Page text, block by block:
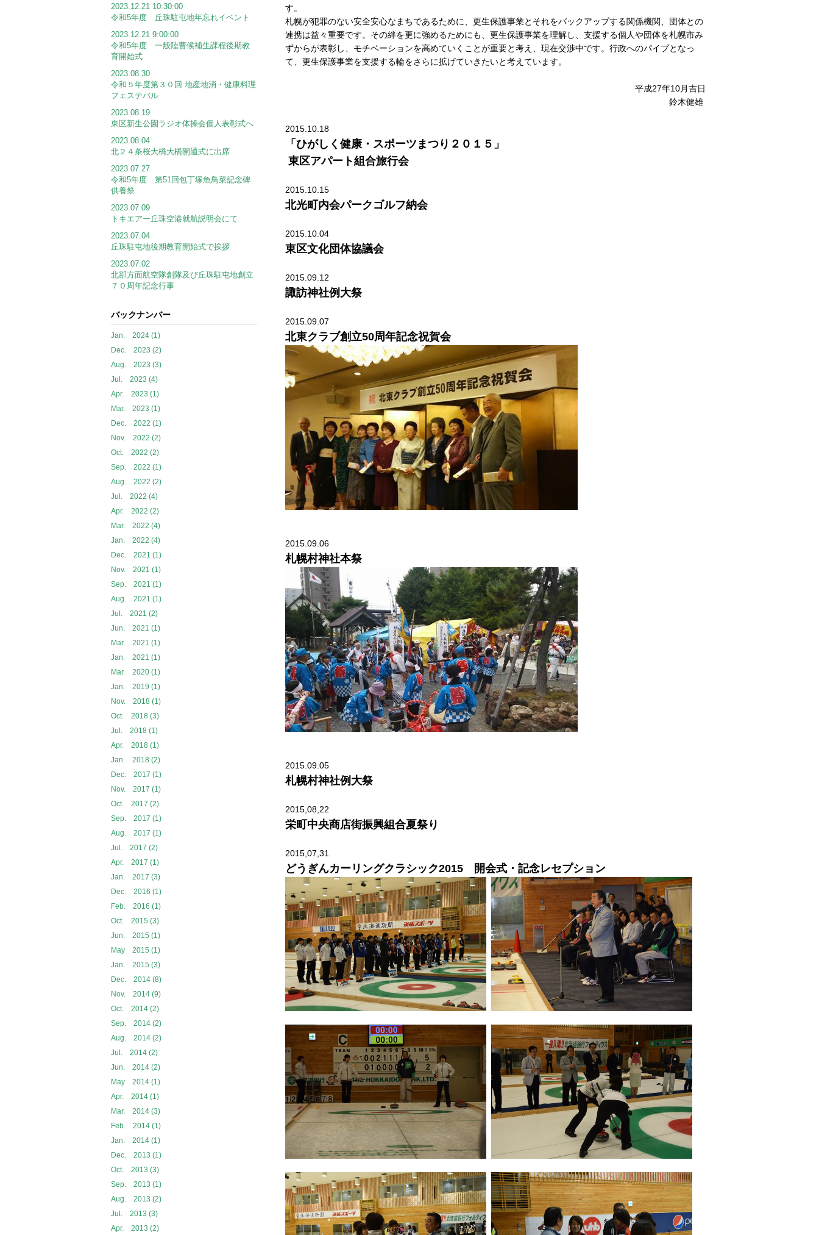
す。
札幌が犯罪のない安全安心なまちであるために、更生保護事業とそれをバックアップする関係機関、団体との
連携は益々重要です。その絆を更に強めるためにも、更生保護事業を理解し、支援する個人や団体を札幌市み
ずからが表彰し、モチベーションを高めていくことが重要と考え、現在交渉中です。行政へのパイプとなっ
て、更生保護事業を支援する輪をさらに拡げていきたいと考えています。
平成27年10月吉日
鈴木健雄
2015.10.18
「ひがしく健康・スポーツまつり２０１５」
東区アパート組合旅行会
2015.10.15
北光町内会パークゴルフ納会
2015.10.04
東区文化団体協議会
2015.09.12
諏訪神社例大祭
2015.09.07
北東クラブ創立50周年記念祝賀会
2015.09.06
札幌村神社本祭
2015.09.05
札幌村神社例大祭
2015,08,22
栄町中央商店街振興組合夏祭り
2015,07,31
どうぎんカーリングクラシック2015 開会式・記念レセプション
2023.12.21 10:30:00
令和5年度 丘珠駐屯地年忘れイベント
2023.12.21 9:00:00
令和5年度 一般陸曹候補生課程後期教
育開始式
2023.08.30
令和５年度第３０回 地産地消・健康料理
フェステバル
2023.08.19
東区新生公園ラジオ体操会個人表彰式へ
2023.08.04
北２４条桜大橋大橋開通式に出席
2023.07.27
令和5年度 第51回包丁塚魚鳥菜記念碑
供養祭
2023.07.09
トキエアー丘珠空港就航説明会にて
2023.07.04
丘珠駐屯地後期教育開始式で挨拶
2023.07.02
北部方面航空隊創隊及び丘珠駐屯地創立
７０周年記念行事
バックナンバー
Jan. 2024 (1)
Dec. 2023 (2)
Aug. 2023 (3)
Jul. 2023 (4)
Apr. 2023 (1)
Mar. 2023 (1)
Dec. 2022 (1)
Nov. 2022 (2)
Oct. 2022 (2)
Sep. 2022 (1)
Aug. 2022 (2)
Jul. 2022 (4)
Apr. 2022 (2)
Mar. 2022 (4)
Jan. 2022 (4)
Dec. 2021 (1)
Nov. 2021 (1)
Sep. 2021 (1)
Aug. 2021 (1)
Jul. 2021 (2)
Jun. 2021 (1)
Mar. 2021 (1)
Jan. 2021 (1)
Mar. 2020 (1)
Jan. 2019 (1)
Nov. 2018 (1)
Oct. 2018 (3)
Jul. 2018 (1)
Apr. 2018 (1)
Jan. 2018 (2)
Dec. 2017 (1)
Nov. 2017 (1)
Oct. 2017 (2)
Sep. 2017 (1)
Aug. 2017 (1)
Jul. 2017 (2)
Apr. 2017 (1)
Jan. 2017 (3)
Dec. 2016 (1)
Feb. 2016 (1)
Oct. 2015 (3)
Jun. 2015 (1)
May 2015 (1)
Jan. 2015 (3)
Dec. 2014 (8)
Nov. 2014 (9)
Oct. 2014 (2)
Sep. 2014 (2)
Aug. 2014 (2)
Jul. 2014 (2)
Jun. 2014 (2)
May 2014 (1)
Apr. 2014 (1)
Mar. 2014 (3)
Feb. 2014 (1)
Jan. 2014 (1)
Dec. 2013 (1)
Oct. 2013 (3)
Sep. 2013 (1)
Aug. 2013 (2)
Jul. 2013 (3)
Apr. 2013 (2)